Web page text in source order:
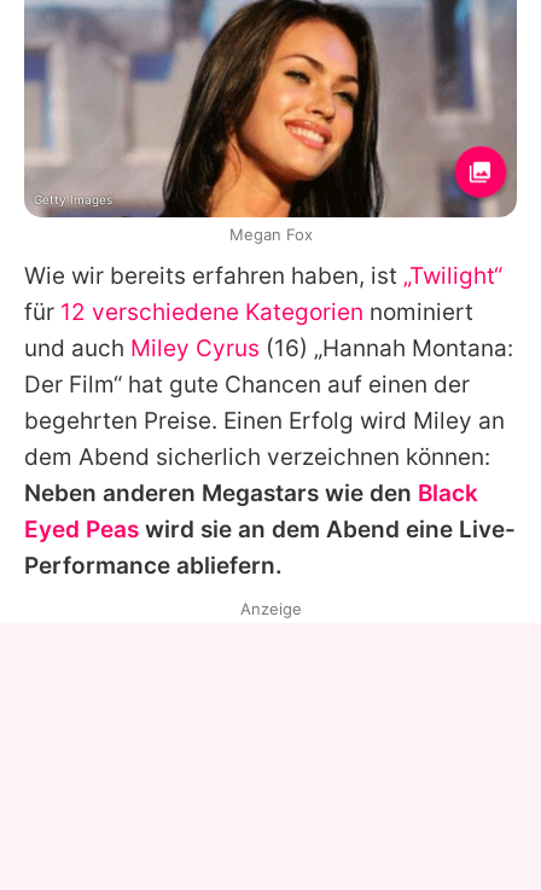
Wie wir bereits erfahren haben, ist „Twilight“
für 12 verschiedene Kategorien nominiert
und auch Miley Cyrus (16) „Hannah Montana:
Der Film“ hat gute Chancen auf einen der
begehrten Preise. Einen Erfolg wird Miley an
dem Abend sicherlich verzeichnen können:
Neben anderen Megastars wie den Black
Eyed Peas wird sie an dem Abend eine Live-
Performance abliefern.
Getty Images
Megan Fox
Anzeige